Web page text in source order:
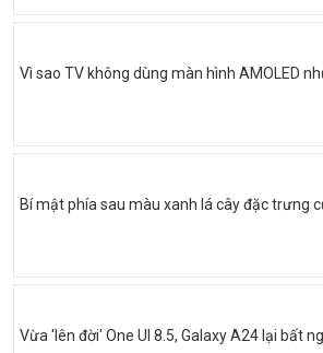
Vì sao TV không dùng màn hình AMOLED
Bí mật phía sau màu xanh lá cây đặc trưng
Vừa 'lên đời' One UI 8.5, Galaxy A24 lại bất